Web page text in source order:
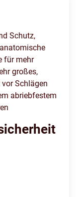
Schutz,
für mehr
großes,
Schlägen
abriebfestem